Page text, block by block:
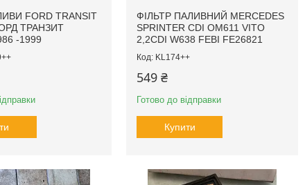
FORD TRANSIT
ТРАНЗИТ
-1999
ФІЛЬТР ПАЛИВНИЙ MERCEDES
SPRINTER CDI OM611 VITO
2,2CDI W638 FEBI FE26821
KL174++
549 ₴
Готово до відправки
Купити